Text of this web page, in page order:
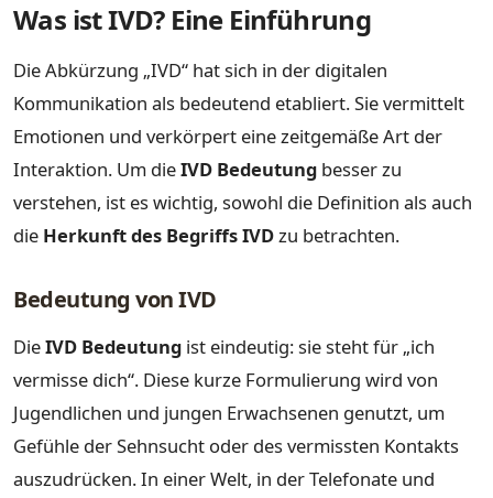
Was ist IVD? Eine Einführung
Die Abkürzung „IVD“ hat sich in der digitalen
Kommunikation als bedeutend etabliert. Sie vermittelt
Emotionen und verkörpert eine zeitgemäße Art der
Interaktion. Um dieIVD Bedeutung besser zu
verstehen, ist es wichtig, sowohl die Definition als auch
die Herkunft des Begriffs IVDzu betrachten.
Bedeutung von IVD
DieIVD Bedeutung ist eindeutig: sie steht für „ich
vermisse dich“. Diese kurze Formulierung wird von
Jugendlichen und jungen Erwachsenen genutzt, um
Gefühle der Sehnsucht oder des vermissten Kontakts
auszudrücken. In einer Welt, in der Telefonate und